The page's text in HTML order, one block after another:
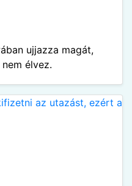
ujjazza magát,
élvez.